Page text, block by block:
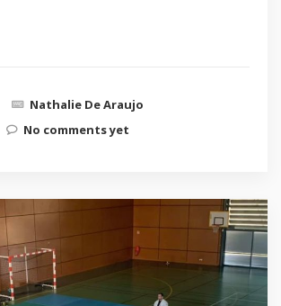
Nathalie De Araujo
No comments yet